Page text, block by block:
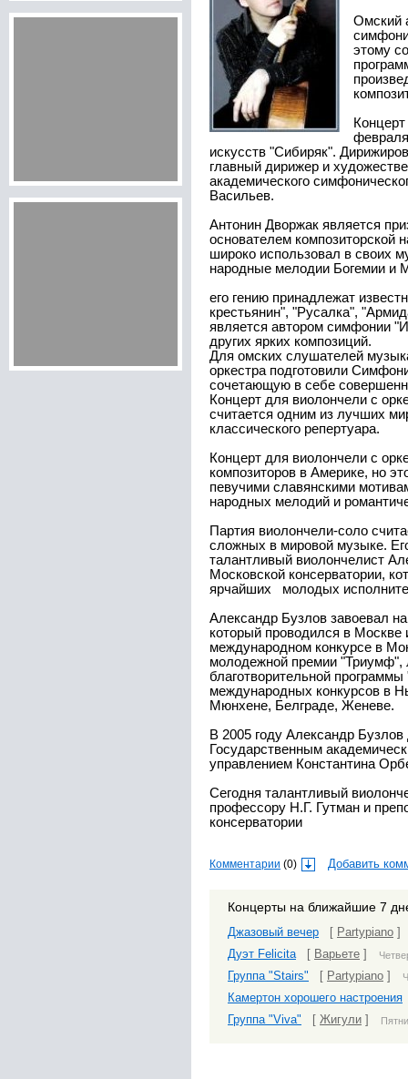
Омский
этому
Концерт
искусств "Сибиряк".
главный дирижер и
академического
Васильев.
Антонин Дворжак является
основателем композиторской
широко использовал в своих
народные мелодии Богемии и
его гению принадлежат
крестьянин", "Русалка",
является автором симфонии
других ярких композиций.
Для омских слушателей
оркестра подготовили
сочетающую в себе
Концерт для виолончели с
считается одним из лучших
классического репертуара.
Концерт для виолончели с
композиторов в Америке, но
певучими славянскими
народных мелодий и
Партия виолончели-соло
сложных в мировой музыке.
талантливый виолончелист
Московской консерватории,
ярчайших молодых
Александр Бузлов завоевал
который проводился в Москве
международном конкурсе в
молодежной премии "Триумф",
благотворительной
международных конкурсов в
Мюнхене, Белграде, Женеве.
В 2005 году Александр
Государственным
управлением Константина
Сегодня талантливый
профессору Н.Г. Гутман и
консерватории
Комментарии (0) Добавить
Концерты на ближайшие 7
Джазовый вечер Partypiano
Дуэт Felicita[ Варьете
Группа "Stairs" Partypiano
Камертон хорошего настроения
Группа "Viva"
Жигули